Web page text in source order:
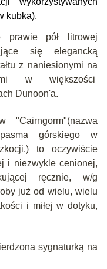
kubka).
pół litrowej
się elegancką
z naniesionymi na
w większości
Dunoon'a.
"Cairngorm"(nazwa
górskiego w
to oczywiście
i niezwykle cenionej,
ręcznie, w/g
już od wielu, wielu
i miłej w dotyku,
sygnaturką na